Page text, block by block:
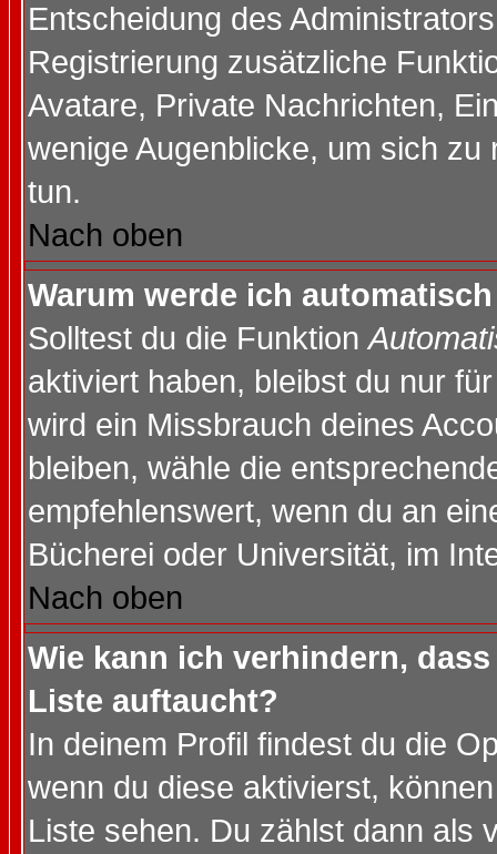
Entscheidung des
Registrierung zusätzliche
Avatare, Private Nachrichten,
wenige Augenblicke, um sich
tun.
Nach oben
Warum werde ich
Solltest du die Funktion
aktiviert haben, bleibst du nur
wird ein Missbrauch deines
bleiben, wähle die
empfehlenswert, wenn du an
Bücherei oder Universität, im
Nach oben
Wie kann ich verhindern,
Liste auftaucht?
In deinem Profil findest du die
wenn du diese aktivierst,
Liste sehen. Du zählst dann als